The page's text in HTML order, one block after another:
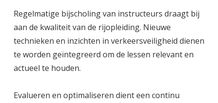
Regelmatige bijscholing van instructeurs draagt bij
aan de kwaliteit van de rijopleiding. Nieuwe
technieken en inzichten in verkeersveiligheid dienen
te worden geïntegreerd om de lessen relevant en
actueel te houden.
Evalueren en optimaliseren dient een continu